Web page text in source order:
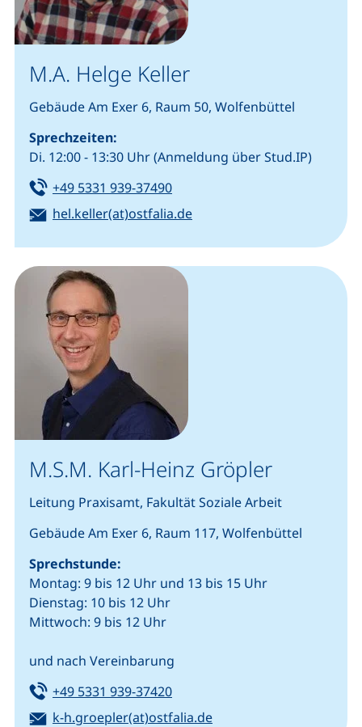
M.A. Helge Keller
Gebäude Am Exer 6, Raum 50, Wolfenbüttel
Sprechzeiten:
Di. 12:00 - 13:30 Uhr (Anmeldung über Stud.IP)
Tel:
+49 5331 939-37490(startet einen Telefonanruf,
E-Mail:
hel.keller(at)ostfalia.de(öffnet Ihr E-Mail-
M.S.M. Karl-Heinz Gröpler
Leitung Praxisamt, Fakultät Soziale Arbeit
Gebäude Am Exer 6, Raum 117, Wolfenbüttel
Sprechstunde:
Montag: 9 bis 12 Uhr und 13 bis 15 Uhr
Dienstag: 10 bis 12 Uhr
Mittwoch: 9 bis 12 Uhr
und nach Vereinbarung
Tel:
+49 5331 939-37420(startet einen Telefonanruf,
E-Mail:
k-h.groepler(at)ostfalia.de(öffnet Ihr E-Mail-